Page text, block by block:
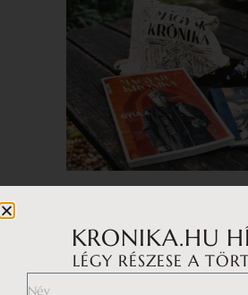
LAPOZZ
KRONIKA.HU
LÉGY RÉSZESE A